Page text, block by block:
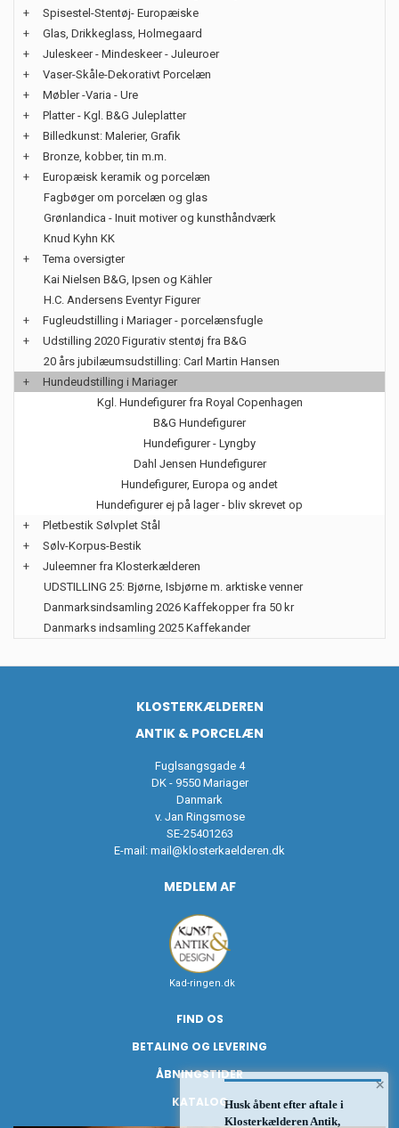
+
Spisestel-Stentøj- Europæiske
+
Glas, Drikkeglass, Holmegaard
+
Juleskeer - Mindeskeer - Juleuroer
+
Vaser-Skåle-Dekorativt Porcelæn
+
Møbler -Varia - Ure
+
Platter - Kgl. B&G Juleplatter
+
Billedkunst: Malerier, Grafik
+
Bronze, kobber, tin m.m.
+
Europæisk keramik og porcelæn
Fagbøger om porcelæn og glas
Grønlandica - Inuit motiver og kunsthåndværk
Knud Kyhn KK
+
Tema oversigter
Kai Nielsen B&G, Ipsen og Kähler
H.C. Andersens Eventyr Figurer
+
Fugleudstilling i Mariager - porcelænsfugle
+
Udstilling 2020 Figurativ stentøj fra B&G
20 års jubilæumsudstilling: Carl Martin Hansen
+
Hundeudstilling i Mariager
Kgl. Hundefigurer fra Royal Copenhagen
B&G Hundefigurer
Hundefigurer - Lyngby
Dahl Jensen Hundefigurer
Hundefigurer, Europa og andet
Hundefigurer ej på lager - bliv skrevet op
+
Pletbestik Sølvplet Stål
+
Sølv-Korpus-Bestik
+
Juleemner fra Klosterkælderen
UDSTILLING 25: Bjørne, Isbjørne m. arktiske venner
Danmarksindsamling 2026 Kaffekopper fra 50 kr
Danmarks indsamling 2025 Kaffekander
KLOSTERKÆLDEREN
ANTIK & PORCELÆN
Fuglsangsgade 4
DK - 9550 Mariager
Danmark
v. Jan Ringsmose
SE-25401263
E-mail: mail@klosterkaelderen.dk
MEDLEM AF
Kad-ringen.dk
FIND OS
BETALING OG LEVERING
ÅBNINGSTIDER
KATALOG
×
Husk åbent efter aftale i
Klosterkælderen Antik,